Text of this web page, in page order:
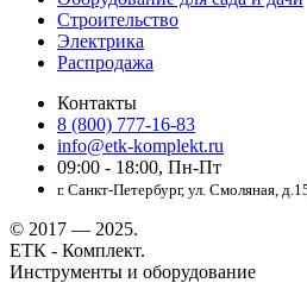
Строительство
Электрика
Распродажа
Контакты
8 (800) 777-16-83
info@etk-komplekt.ru
09:00 - 18:00, Пн-Пт
г. Санкт-Петербург, ул. Смоляная,
© 2017 — 2025.
ЕТК - Комплект.
Инструменты и оборудование